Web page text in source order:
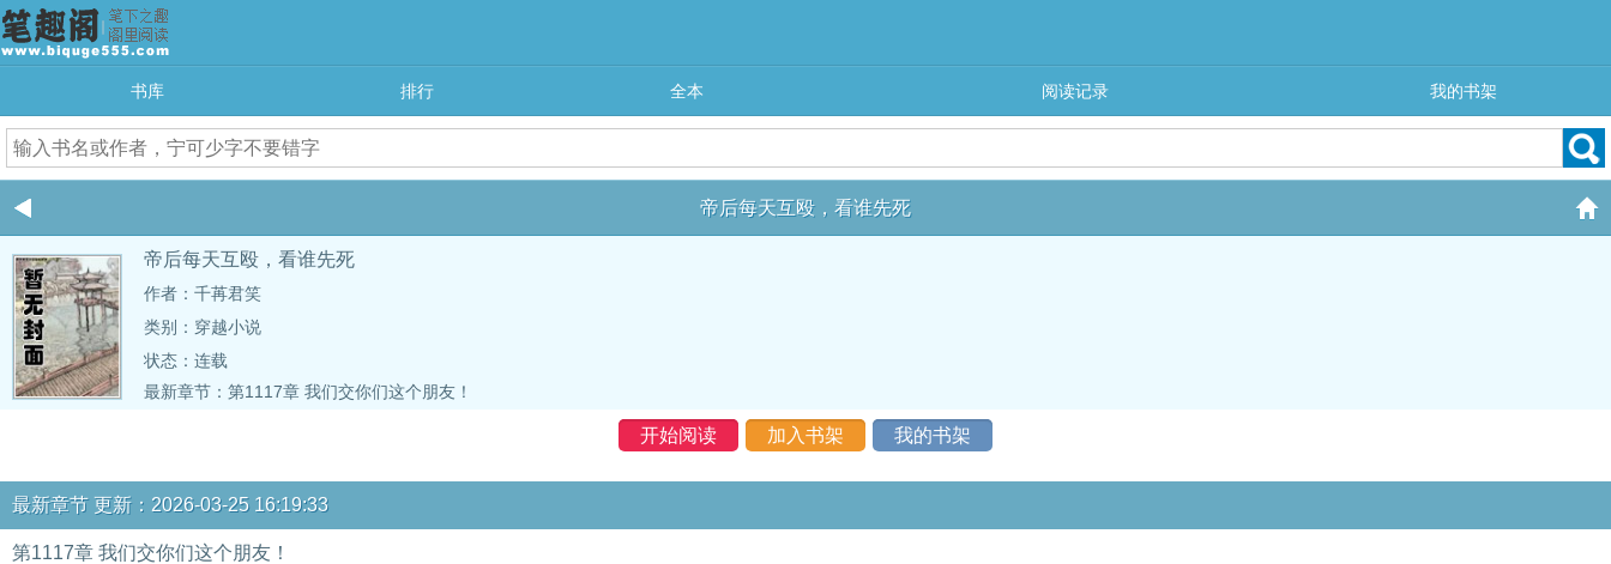
书库 排行 全本 阅读记录 我的书架
帝后每天互殴，看谁先死
帝后每天互殴，看谁先死
作者：千苒君笑
类别：穿越小说
状态：连载
最新章节： 第1117章 我们交你们这个朋友！
开始阅读 加入书架 我的书架
最新章节 更新：2026-03-25 16:19:33
第1117章 我们交你们这个朋友！